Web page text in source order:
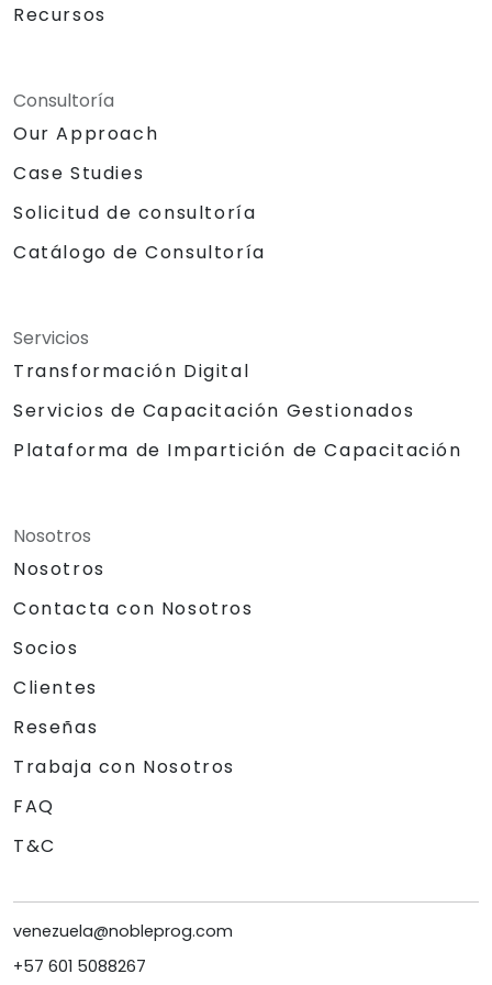
Recursos
Consultoría
Our Approach
Case Studies
Solicitud de consultoría
Catálogo de Consultoría
Servicios
Transformación Digital
Servicios de Capacitación Gestionados
Plataforma de Impartición de Capacitación
Nosotros
Nosotros
Contacta con Nosotros
Socios
Clientes
Reseñas
Trabaja con Nosotros
FAQ
T&C
venezuela@nobleprog.com
+57 601 5088267